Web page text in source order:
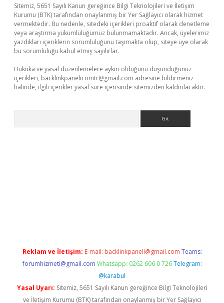
Sitemiz, 5651 Sayılı Kanun gereğince Bilgi Teknolojileri ve İletişim
Kurumu (BTK) tarafından onaylanmış bir Yer Sağlayıcı olarak hizmet
vermektedir. Bu nedenle, sitedeki içerikleri proaktif olarak denetleme
veya araştırma yükümlülüğümüz bulunmamaktadır. Ancak, üyelerimiz
yazdıkları içeriklerin sorumluluğunu taşımakta olup, siteye üye olarak
bu sorumluluğu kabul etmiş sayılırlar.
Hukuka ve yasal düzenlemelere aykırı olduğunu düşündüğünüz
içerikleri, backlinkpanelicomtr@gmail.com adresine bildirmeniz
halinde, ilgili içerikler yasal süre içerisinde sitemizden kaldırılacaktır.
Reklam ve İletişim: E-mail: backlinkpaneli@gmail.com Teams:
forumhizmeti@gmail.com Whatsapp: 0262 606 0 726 Telegram:
@karabul
Yasal Uyarı: Sitemiz, 5651 Sayılı Kanun gereğince Bilgi Teknolojileri
ve İletişim Kurumu (BTK) tarafından onaylanmış bir Yer Sağlayıcı